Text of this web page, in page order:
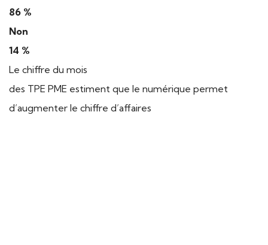
86 %
Non
14 %
Le chiffre du mois
des TPE PME estiment que le numérique permet
d’augmenter le chiffre d’affaires